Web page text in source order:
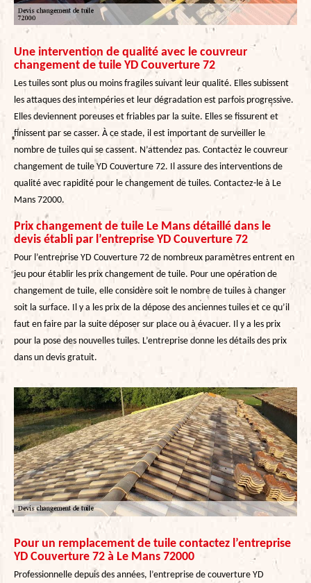
Une intervention de qualité avec le couvreur
changement de tuile YD Couverture 72
Les tuiles sont plus ou moins fragiles suivant leur qualité. Elles subissent
les attaques des intempéries et leur dégradation est parfois progressive.
Elles deviennent poreuses et friables par la suite. Elles se fissurent et
finissent par se casser. À ce stade, il est important de surveiller le
nombre de tuiles qui se cassent. N’attendez pas. Contactez le couvreur
changement de tuile YD Couverture 72. Il assure des interventions de
qualité avec rapidité pour le changement de tuiles. Contactez-le à Le
Mans 72000.
Prix changement de tuile Le Mans détaillé dans le
devis établi par l’entreprise YD Couverture 72
Pour l’entreprise YD Couverture 72 de nombreux paramètres entrent en
jeu pour établir les prix changement de tuile. Pour une opération de
changement de tuile, elle considère soit le nombre de tuiles à changer
soit la surface. Il y a les prix de la dépose des anciennes tuiles et ce qu’il
faut en faire par la suite déposer sur place ou à évacuer. Il y a les prix
pour la pose des nouvelles tuiles. L’entreprise donne les détails des prix
dans un devis gratuit.
Pour un remplacement de tuile contactez l’entreprise
YD Couverture 72 à Le Mans 72000
Professionnelle depuis des années, l’entreprise de couverture YD